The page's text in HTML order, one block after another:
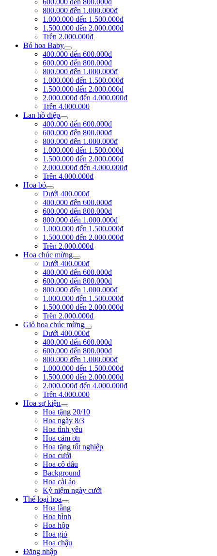
800.000 đến 1.000.000đ
1.000.000 đến 1.500.000đ
1.500.000 đến 2.000.000đ
Trên 2.000.000đ
Bó hoa Baby
400.000 đến 600.000đ
600.000 đến 800.000đ
800.000 đến 1.000.000đ
1.000.000 đến 1.500.000đ
1.500.000 đến 2.000.000đ
2.000.000đ đến 4.000.000đ
Trên 4.000.000
Lan hồ điệp
400.000 đến 600.000đ
600.000 đến 800.000đ
800.000 đến 1.000.000đ
1.000.000 đến 1.500.000đ
1.500.000 đến 2.000.000đ
2.000.000đ đến 4.000.000đ
Trên 4.000.000đ
Hoa bó
Dưới 400.000đ
400.000 đến 600.000đ
600.000 đến 800.000đ
800.000 đến 1.000.000đ
1.000.000 đến 1.500.000đ
1.500.000 đến 2.000.000đ
Trên 2.000.000đ
Hoa chúc mừng
Dưới 400.000đ
400.000 đến 600.000đ
600.000 đến 800.000đ
800.000 đến 1.000.000đ
1.000.000 đến 1.500.000đ
1.500.000 đến 2.000.000đ
Trên 2.000.000đ
Giỏ hoa chúc mừng
Dưới 400.000đ
400.000 đến 600.000đ
600.000 đến 800.000đ
800.000 đến 1.000.000đ
1.000.000 đến 1.500.000đ
1.500.000 đến 2.000.000đ
2.000.000đ đến 4.000.000đ
Trên 4.000.000
Hoa sự kiện
Hoa tặng 20/10
Hoa ngày 8/3
Hoa tình yêu
Hoa cảm ơn
Hoa tặng tốt nghiệp
Hoa cưới
Hoa cô dâu
Background
Hoa cài áo
Kỷ niệm ngày cưới
Thể loại hoa
Hoa lẵng
Hoa bình
Hoa hộp
Hoa giỏ
Hoa chậu
Đăng nhập